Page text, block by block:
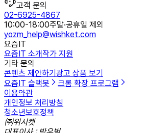
고객 문의
02-6925-4867
10:00-18:00주말·공휴일 제외
yozm_help@wishket.com
요즘IT
요즘IT 소개작가 지원
기타 문의
콘텐츠 제안하기 광고 상품 보기
요즘IT 슬랙봇
크롬 확장 프로그램
이용약관
개인정보 처리방침
청소년보호정책
㈜위시켓